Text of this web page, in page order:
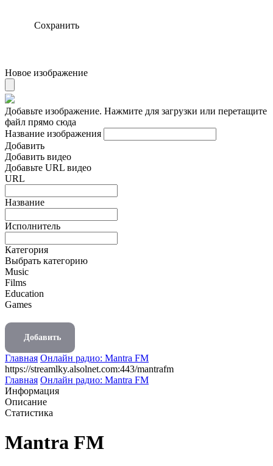
Сохранить
Новое изображение
Добавьте изображение. Нажмите для загрузки или перетащите
файл прямо сюда
Название изображения
Добавить
Добавить видео
Добавьте URL видео
URL
Название
Исполнитель
Категория
Выбрать категорию
Music
Films
Education
Games
Добавить
Главная Онлайн радио: Mantra FM
https://streamlky.alsolnet.com:443/mantrafm
Главная Онлайн радио: Mantra FM
Информация
Описание
Статистика
Mantra FM